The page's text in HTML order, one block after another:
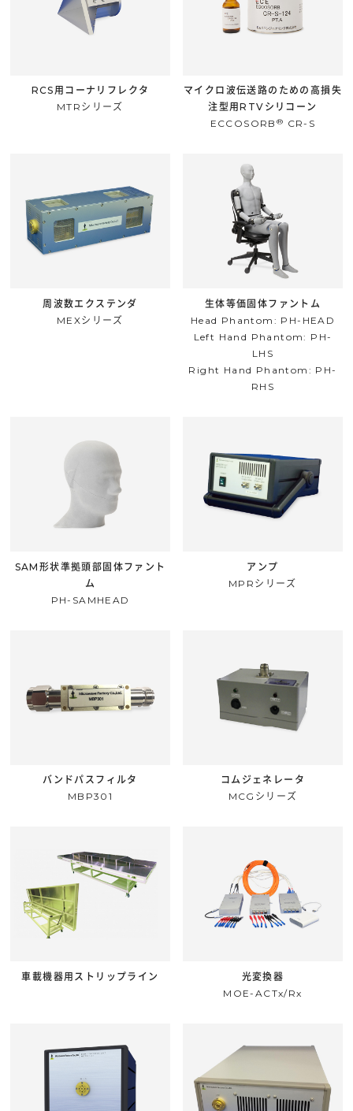
RCS用コーナリフレクタ
MTRシリーズ
マイクロ波伝送路のための高損失
注型用RTVシリコーン
ECCOSORB ® CR-S
周波数エクステンダ
MEXシリーズ
生体等価固体ファントム
Head Phantom: PH-HEAD
Left Hand Phantom: PH-
LHS
Right Hand Phantom: PH-
RHS
SAM形状準拠頭部固体ファント
ム
PH-SAMHEAD
アンプ
MPRシリーズ
バンドパスフィルタ
MBP301
コムジェネレータ
MCGシリーズ
車載機器用ストリップライン
光変換器
MOE-ACTx/Rx